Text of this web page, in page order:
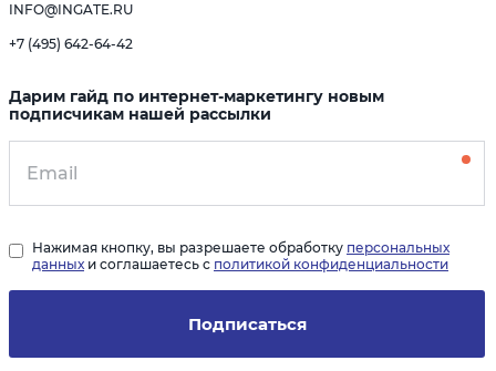
INFO@INGATE.RU
+7 (495) 642-64-42
Дарим гайд по интернет-маркетингу новым
подписчикам нашей рассылки
Подписаться
Нажимая кнопку, вы разрешаете обработку персональных
данных и соглашаетесь с политикой конфиденциальности